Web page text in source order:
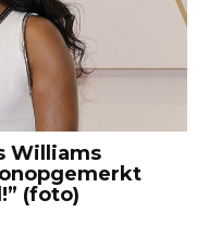
Williams
(foto)